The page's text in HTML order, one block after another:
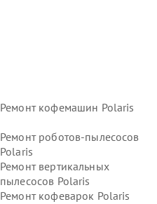
Ремонт кофемашин Polaris
Ремонт роботов-пылесосов
Polaris
Ремонт вертикальных
пылесосов Polaris
Ремонт кофеварок Polaris